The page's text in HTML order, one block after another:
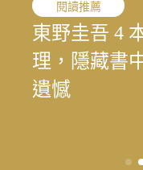
花蓮震後專題
結合地方創
遊 重塑花
職人精神
「我的課題
為我喜歡的
樂（陳漢章
閱讀推薦
東野圭吾 4
理，隱藏書
遺憾
敘事醫學
寫下病房裡
長庚醫院兒
醫師林思偕
職人精神
文史收藏家
料中，續留
演藝人生
一雙鼓棒敲
王」黃瑞豐
代更迭
媒體先鋒
王小棣：從
手，始終相
花蓮震後專題
太魯閣按下
時再現榮景
續發展的轉
花蓮震後專題
結合地方創
遊 重塑花
職人精神
「我的課題
為我喜歡的
樂（陳漢章